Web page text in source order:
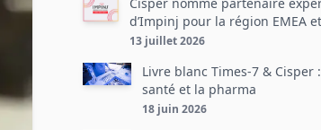
d’Impinj pour la région EMEA
13 juillet 2026
Livre blanc Times-7 & Cisper
santé et la pharma
18 juin 2026